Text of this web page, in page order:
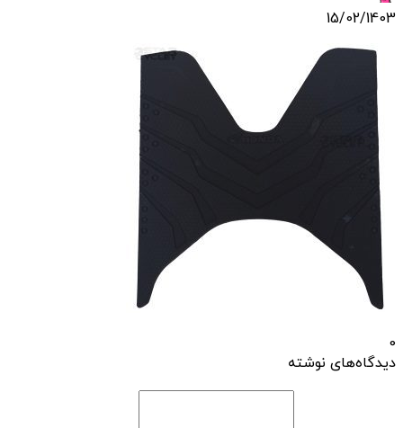
15/02/1403
0
دیدگاه‌های نوشته